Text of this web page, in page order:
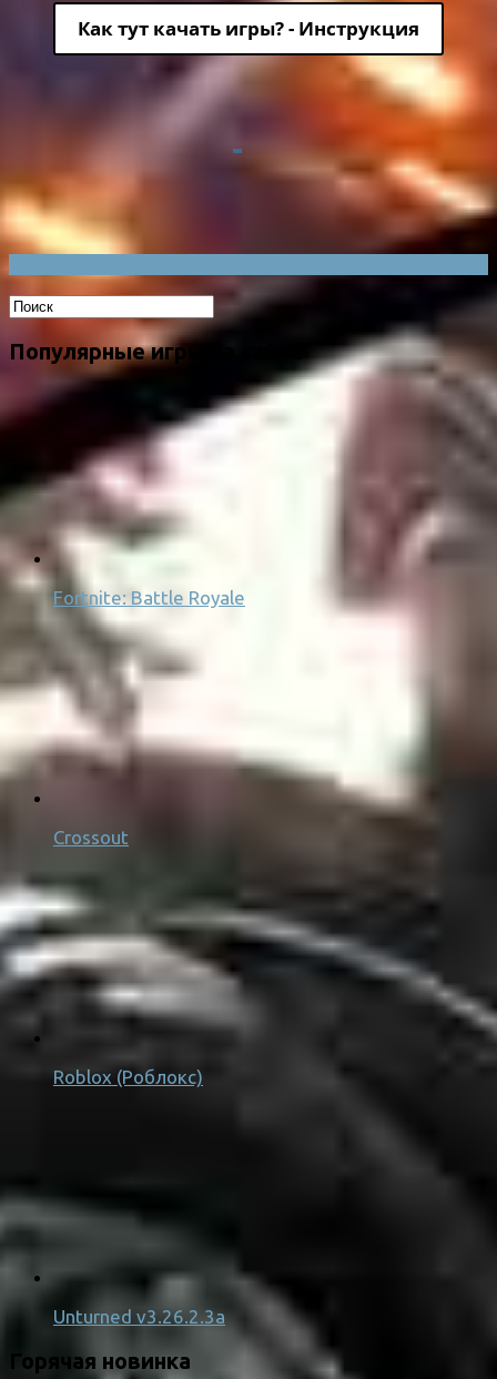
Как тут качать игры? - Инструкция
Популярные игры на сайте
Fortnite: Battle Royale
Crossout
Roblox (Роблокс)
Unturned v3.26.2.3a
Горячая новинка